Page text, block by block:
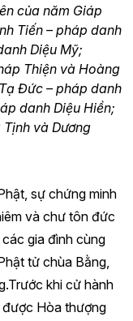
của năm Giáp
Tiến – pháp danh
Diệu Mỹ;
Thiện và Hoàng
Đức – pháp danh
danh Diệu Hiền;
và Dương
sự chứng minh
và chư tôn đức
gia đình cùng
tử chùa Bằng,
khi cử hành
được Hòa thượng